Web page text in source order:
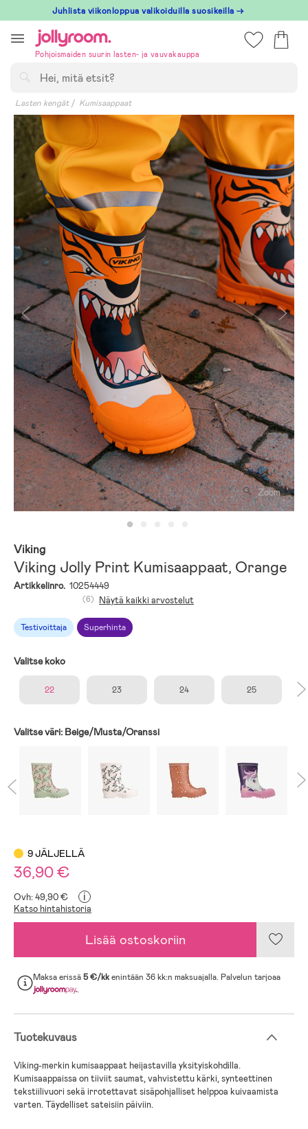
till
innehållet
Juhlista viikonloppua valikoiduilla suosikeilla →
Pohjoismaiden suurin lasten- ja vauvakauppa
Lasten kengät Kumisaappaat
Zoom
Viking
Viking Jolly Print Kumisaappaat, Orange
Artikkelinro. 10254449
Testivoittaja Superhinta
(6) Näytä kaikki arvostelut
Valitse koko
22 23 24 25
Valitse väri: Beige/Musta/Oranssi
9 JÄLJELLÄ
36,90 €
Ovh: 49,90 € i
Katso hintahistoria
Lisää ostoskoriin
Maksa erissä5 €/kkenintään 36 kk:n maksuajalla. Palvelun tarjoaa
.
Tuotekuvaus
Viking-merkin kumisaappaat heijastavilla yksityiskohdilla.
Kumisaappaissa on tiiviit saumat, vahvistettu kärki, synteettinen
tekstiilivuori sekä irrotettavat sisäpohjalliset helppoa kuivaamista
varten. Täydelliset sateisiin päiviin.